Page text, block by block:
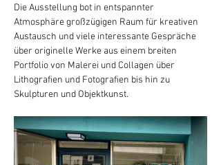
Die Ausstellung bot in entspannter
Atmosphäre großzügigen Raum für kreativen
Austausch und viele interessante Gespräche
über originelle Werke aus einem breiten
Portfolio von Malerei und Collagen über
Lithografien und Fotografien bis hin zu
Skulpturen und Objektkunst.